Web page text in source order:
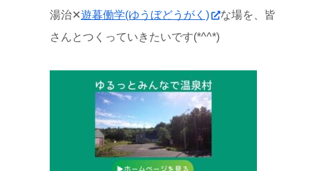
湯治✕遊暮働学(ゆうぼどうがく)
な場を、皆
さんとつくっていきたいです(*^^*)